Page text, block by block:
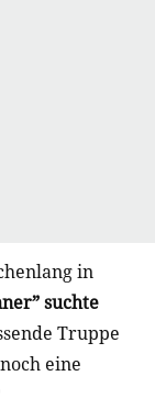
in
suchte
Truppe
eine